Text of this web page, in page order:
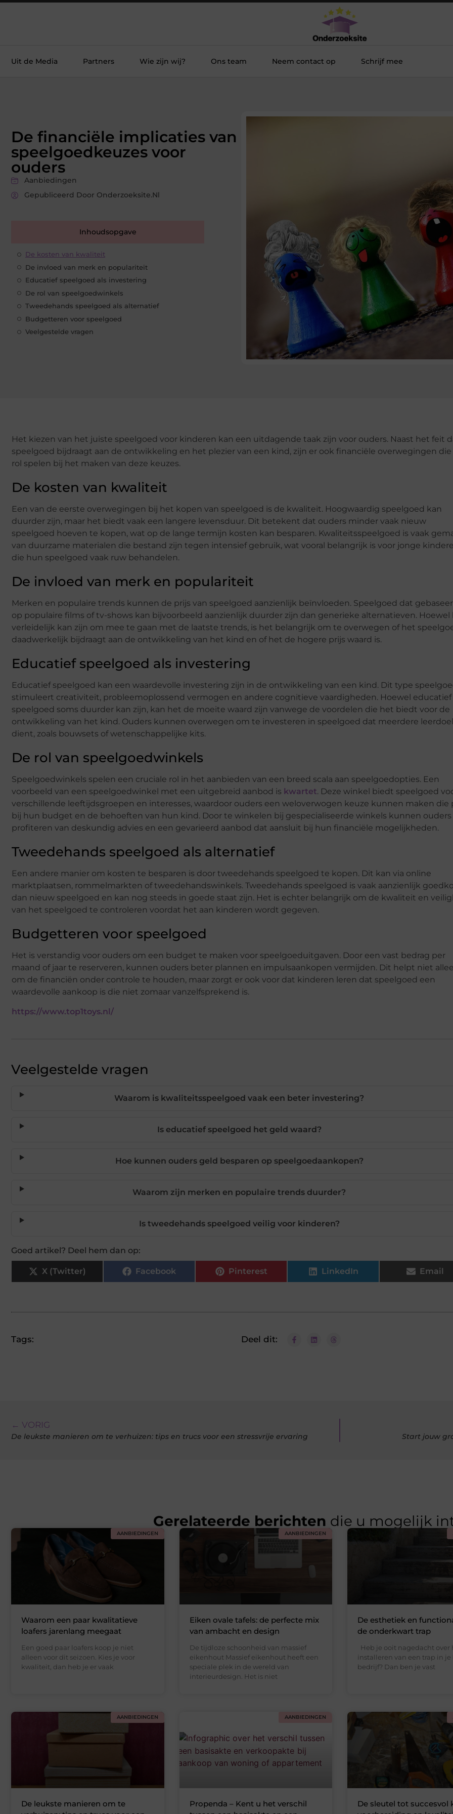
Uit de Media Partners Wie zijn wij? Ons team Neem contact op Schrijf mee
De financiële implicaties van
speelgoedkeuzes voor
ouders
Aanbiedingen
Gepubliceerd Door Onderzoeksite.nl
Inhoudsopgave
De kosten van kwaliteit
De invloed van merk en populariteit
Educatief speelgoed als investering
De rol van speelgoedwinkels
Tweedehands speelgoed als alternatief
Budgetteren voor speelgoed
Veelgestelde vragen
Het kiezen van het juiste speelgoed voor kinderen kan een uitdagende taak zijn voor ouders. Naast het feit
speelgoed bijdraagt aan de ontwikkeling en het plezier van een kind, zijn er ook financiële overwegingen die
rol spelen bij het maken van deze keuzes.
De kosten van kwaliteit
Een van de eerste overwegingen bij het kopen van speelgoed is de kwaliteit. Hoogwaardig speelgoed kan
duurder zijn, maar het biedt vaak een langere levensduur. Dit betekent dat ouders minder vaak nieuw
speelgoed hoeven te kopen, wat op de lange termijn kosten kan besparen. Kwaliteitsspeelgoed is vaak
van duurzame materialen die bestand zijn tegen intensief gebruik, wat vooral belangrijk is voor jonge
die hun speelgoed vaak ruw behandelen.
De invloed van merk en populariteit
Merken en populaire trends kunnen de prijs van speelgoed aanzienlijk beïnvloeden. Speelgoed dat
op populaire films of tv-shows kan bijvoorbeeld aanzienlijk duurder zijn dan generieke alternatieven. Hoewel
verleidelijk kan zijn om mee te gaan met de laatste trends, is het belangrijk om te overwegen of het
daadwerkelijk bijdraagt aan de ontwikkeling van het kind en of het de hogere prijs waard is.
Educatief speelgoed als investering
Educatief speelgoed kan een waardevolle investering zijn in de ontwikkeling van een kind. Dit type
stimuleert creativiteit, probleemoplossend vermogen en andere cognitieve vaardigheden. Hoewel educatief
speelgoed soms duurder kan zijn, kan het de moeite waard zijn vanwege de voordelen die het biedt voor de
ontwikkeling van het kind. Ouders kunnen overwegen om te investeren in speelgoed dat meerdere
dient, zoals bouwsets of wetenschappelijke kits.
De rol van speelgoedwinkels
Speelgoedwinkels spelen een cruciale rol in het aanbieden van een breed scala aan speelgoedopties. Een
voorbeeld van een speelgoedwinkel met een uitgebreid aanbod is kwartet. Deze winkel biedt speelgoed
verschillende leeftijdsgroepen en interesses, waardoor ouders een weloverwogen keuze kunnen maken die
bij hun budget en de behoeften van hun kind. Door te winkelen bij gespecialiseerde winkels kunnen ouders
profiteren van deskundig advies en een gevarieerd aanbod dat aansluit bij hun financiële mogelijkheden.
Tweedehands speelgoed als alternatief
Een andere manier om kosten te besparen is door tweedehands speelgoed te kopen. Dit kan via online
marktplaatsen, rommelmarkten of tweedehandswinkels. Tweedehands speelgoed is vaak aanzienlijk
dan nieuw speelgoed en kan nog steeds in goede staat zijn. Het is echter belangrijk om de kwaliteit en
van het speelgoed te controleren voordat het aan kinderen wordt gegeven.
Budgetteren voor speelgoed
Het is verstandig voor ouders om een budget te maken voor speelgoeduitgaven. Door een vast bedrag per
maand of jaar te reserveren, kunnen ouders beter plannen en impulsaankopen vermijden. Dit helpt niet
om de financiën onder controle te houden, maar zorgt er ook voor dat kinderen leren dat speelgoed een
waardevolle aankoop is die niet zomaar vanzelfsprekend is.
https://www.top1toys.nl/
Veelgestelde vragen
Waarom is kwaliteitsspeelgoed vaak een beter investering?
Is educatief speelgoed het geld waard?
Hoe kunnen ouders geld besparen op speelgoedaankopen?
Waarom zijn merken en populaire trends duurder?
Is tweedehands speelgoed veilig voor kinderen?
Goed artikel? Deel hem dan op:
X (Twitter) Facebook Pinterest LinkedIn Email
Tags: Deel dit:
← VORIG
De leukste manieren om te verhuizen: tips en trucs voor een stressvrije ervaring Start jouw
Gerelateerde berichten die u mogelijk
AANBIEDINGEN
Waarom een paar kwalitatieve
loafers jarenlang meegaat
Een goed paar loafers koop je niet
alleen voor dit seizoen. Kies je voor
kwaliteit, dan heb je er vaak
AANBIEDINGEN
Eiken ovale tafels: de perfecte mix
van ambacht en design
De tijdloze schoonheid van massief
eikenhout Massief eikenhout heeft een
speciale plek in de wereld van
interieurdesign. Het is niet
De esthetiek en
de onderkwart trap
Heb je ooit nagedacht over
installeren van een trap in je
bedrijf? Dan ben je vast
AANBIEDINGEN
De leukste manieren om te
AANBIEDINGEN
Propenda – Kent u het verschil
De sleutel tot succesvol